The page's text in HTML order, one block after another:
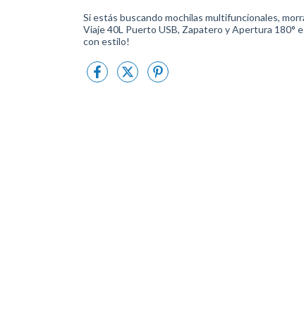
Si estás buscando mochilas multifuncionales,
Viaje 40L Puerto USB, Zapatero y Apertura 180°
con estilo!